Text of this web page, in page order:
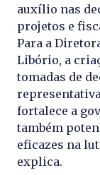
auxílio nas
projetos e
Para a
Libório, a
tomadas de
fortalece a
também
eficazes na
explica.